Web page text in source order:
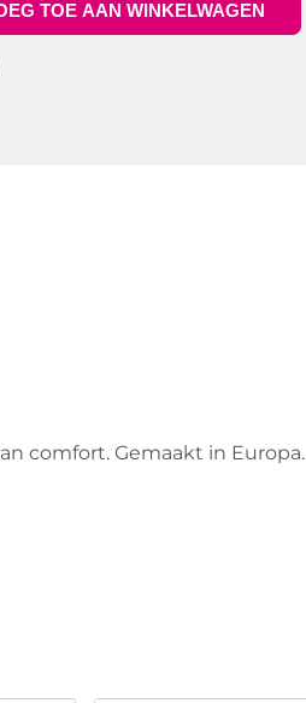
TOE AAN WINKELWAGEN
comfort. Gemaakt in Europa.